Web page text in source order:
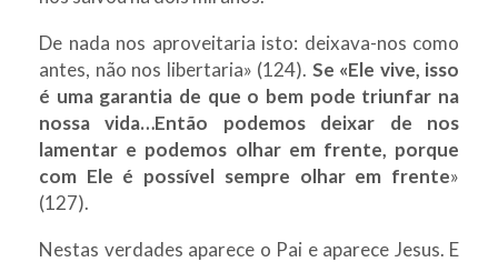
De nada nos aproveitaria isto: deixava-nos como
antes, não nos libertaria» (124). Se «Ele vive, isso
é uma garantia de que o bem pode triunfar na
nossa vida…Então podemos deixar de nos
lamentar e podemos olhar em frente, porque
com Ele é possível sempre olhar em frente»
(127).
Nestas verdades aparece o Pai e aparece Jesus. E